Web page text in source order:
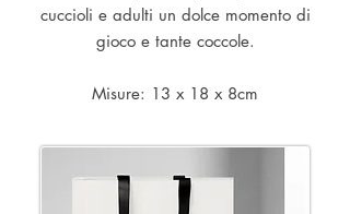
cuccioli e adulti un dolce momento di
gioco e tante coccole.
Misure: 13 x 18 x 8cm